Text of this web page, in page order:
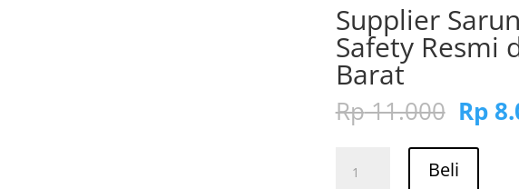
Supplier
Safety Resmi
Barat
Rp11.000
Rp
Rp
Supplier
Beli